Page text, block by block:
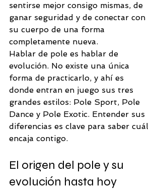
sentirse mejor consigo mismas, de
ganar seguridad y de conectar con
su cuerpo de una forma
completamente nueva.
Hablar de pole es hablar de
evolución. No existe una única
forma de practicarlo, y ahí es
donde entran en juego sus tres
grandes estilos: Pole Sport, Pole
Dance y Pole Exotic. Entender sus
diferencias es clave para saber cuál
encaja contigo.
El origen del pole y su
evolución hasta hoy